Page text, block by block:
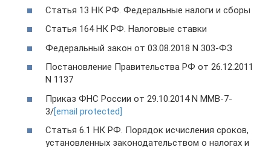
Статья 13 НК РФ. Федеральные налоги и сборы
Статья 164 НК РФ. Налоговые ставки
Федеральный закон от 03.08.2018 N 303-ФЗ
Постановление Правительства РФ от 26.12.2011
N 1137
Приказ ФНС России от 29.10.2014 N ММВ-7-
3/[email protected]
Статья 6.1 НК РФ. Порядок исчисления сроков,
установленных законодательством о налогах и